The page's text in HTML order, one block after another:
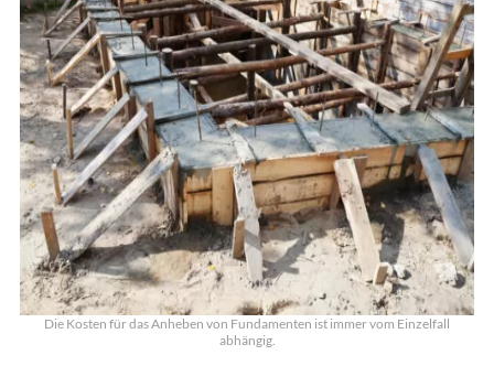
Die Kosten für das Anheben von Fundamenten ist immer vom Einzelfall
abhängig.